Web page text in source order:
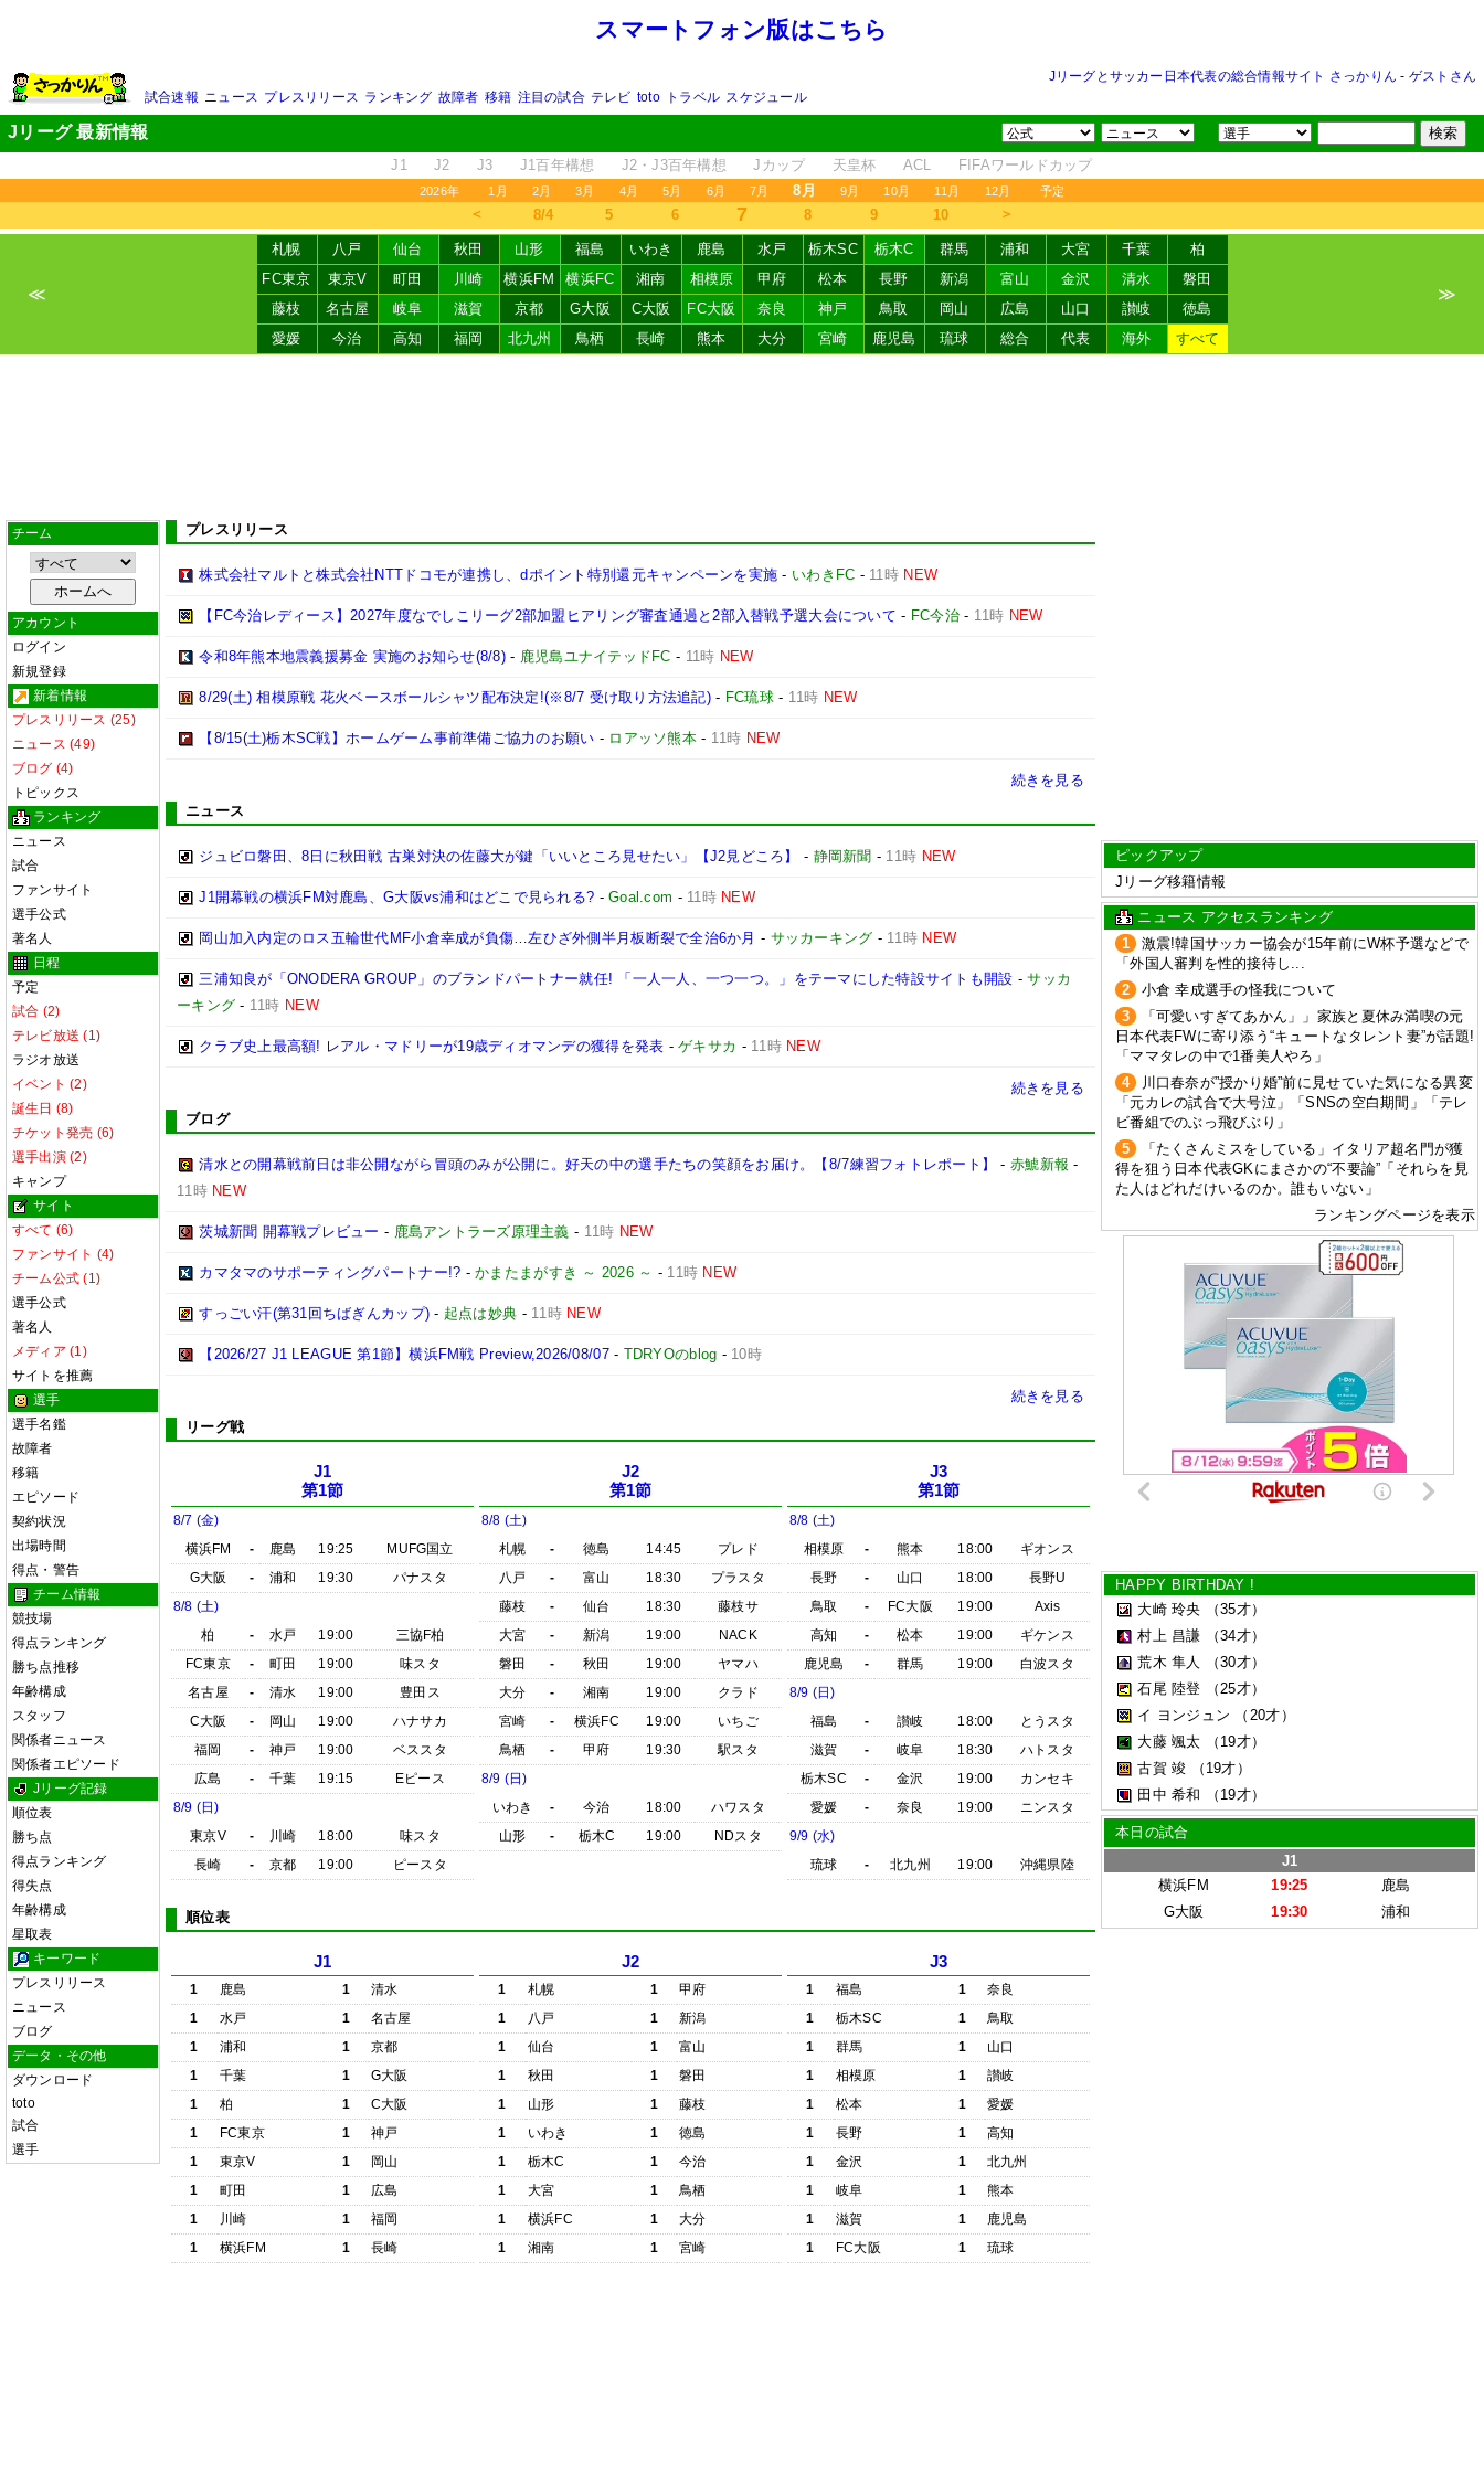
スマートフォン版はこちら
Jリーグとサッカー日本代表の総合情報サイト さっかりん - ゲストさん
試合速報 ニュース プレスリリース ランキング 故障者 移籍 注目の試合 テレビ toto トラベル スケジュール
Jリーグ 最新情報
J1 J2 J3 J1百年構想 J2・J3百年構想 Jカップ 天皇杯 ACL FIFAワールドカップ
2026年 1月 2月 3月 4月 5月 6月 7月 8月 9月 10月 11月 12月 予定
＜ 8/4 5 6 7 8 9 10 ＞
≪
札幌 八戸 仙台 秋田 山形 福島 いわき 鹿島 水戸 栃木SC 栃木C 群馬 浦和 大宮 千葉
柏
FC東京
東京V 町田 川崎 横浜FM 横浜FC 湘南 相模原 甲府 松本 長野 新潟 富山 金沢 清水
磐田
藤枝
名古屋 岐阜 滋賀 京都 G大阪 C大阪 FC大阪 奈良 神戸 鳥取 岡山 広島 山口 讃岐
徳島
愛媛
今治 高知 福岡 北九州 鳥栖 長崎 熊本 大分 宮崎 鹿児島 琉球 総合 代表 海外 すべて
≫
チーム
アカウント
ログイン
新規登録
新着情報
プレスリリース (25)
ニュース (49)
ブログ (4)
トピックス
ランキング
ニュース
試合
ファンサイト
選手公式
著名人
日程
予定
試合 (2)
テレビ放送 (1)
ラジオ放送
イベント (2)
誕生日 (8)
チケット発売 (6)
選手出演 (2)
キャンプ
サイト
すべて (6)
ファンサイト (4)
チーム公式 (1)
選手公式
著名人
メディア (1)
サイトを推薦
選手
選手名鑑
故障者
移籍
エピソード
契約状況
出場時間
得点・警告
チーム情報
競技場
得点ランキング
勝ち点推移
年齢構成
スタッフ
関係者ニュース
関係者エピソード
Jリーグ記録
順位表
勝ち点
得点ランキング
得失点
年齢構成
星取表
キーワード
プレスリリース
ニュース
ブログ
データ・その他
ダウンロード
toto
試合
選手
プレスリリース
株式会社マルトと株式会社NTTドコモが連携し、dポイント特別還元キャンペーンを実施 - いわきFC - 11時 NEW
【FC今治レディース】2027年度なでしこリーグ2部加盟ヒアリング審査通過と2部入替戦予選大会について - FC今治- 11時 NEW
令和8年熊本地震義援募金 実施のお知らせ(8/8)- 鹿児島ユナイテッドFC - 11時 NEW
8/29(土) 相模原戦 花火ベースボールシャツ配布決定!(※8/7 受け取り方法追記) - FC琉球- 11時 NEW
【8/15(土)栃木SC戦】ホームゲーム事前準備ご協力のお願い - ロアッソ熊本- 11時 NEW
続きを見る
ニュース
ジュビロ磐田、8日に秋田戦 古巣対決の佐藤大が鍵「いいところ見せたい」【J2見どころ】 - 静岡新聞 - 11時 NEW
J1開幕戦の横浜FM対鹿島、G大阪vs浦和はどこで見られる? -Goal.com - 11時 NEW
岡山加入内定のロス五輪世代MF小倉幸成が負傷…左ひざ外側半月板断裂で全治6か月 - サッカーキング - 11時 NEW
三浦知良が「ONODERA GROUP」のブランドパートナー就任! 「一人一人、一つ一つ。」をテーマにした特設サイトも開設 -サッカ
ーキング - 11時 NEW
クラブ史上最高額! レアル・マドリーが19歳ディオマンデの獲得を発表 -ゲキサカ - 11時 NEW
続きを見る
ブログ
清水との開幕戦前日は非公開ながら冒頭のみが公開に。好天の中の選手たちの笑顔をお届け。【8/7練習フォトレポート】 -赤鯱新報 -
11時 NEW
茨城新聞 開幕戦プレビュー - 鹿島アントラーズ原理主義 - 11時 NEW
カマタマのサポーティングパートナー!? -かまたまがすき ～ 2026 ～ - 11時 NEW
すっごい汗(第31回ちばぎんカップ) - 起点は妙典 - 11時 NEW
【2026/27 J1 LEAGUE 第1節】横浜FM戦 Preview,2026/08/07- TDRYOのblog - 10時
続きを見る
リーグ戦
J1
第1節
8/7 (金)
横浜FM
- 鹿島 19:25
MUFG国立
G大阪
- 浦和 19:30
パナスタ
8/8 (土)
柏
- 水戸 19:00
三協F柏
FC東京
- 町田 19:00
味スタ
名古屋
- 清水 19:00
豊田ス
C大阪
- 岡山 19:00
ハナサカ
福岡
- 神戸 19:00
ベススタ
広島
- 千葉 19:15
Eピース
8/9 (日)
東京V
- 川崎 18:00
味スタ
長崎
- 京都 19:00 ピースタ
J2
第1節
8/8 (土)
札幌
- 徳島 14:45
プレド
八戸
- 富山 18:30
プラスタ
藤枝
- 仙台 18:30
藤枝サ
大宮
- 新潟 19:00
NACK
磐田
- 秋田 19:00
ヤマハ
大分
- 湘南 19:00
クラド
宮崎
- 横浜FC 19:00
いちご
鳥栖
- 甲府 19:30
駅スタ
8/9 (日)
いわき
- 今治 18:00
ハワスタ
山形
- 栃木C 19:00 NDスタ
J3
第1節
8/8 (土)
相模原
- 熊本 18:00
ギオンス
長野
- 山口 18:00
長野U
鳥取
- FC大阪 19:00
Axis
高知
- 松本 19:00
ギケンス
鹿児島
- 群馬 19:00
白波スタ
8/9 (日)
福島
- 讃岐 18:00
とうスタ
滋賀
- 岐阜 18:30
ハトスタ
栃木SC
- 金沢 19:00
カンセキ
愛媛
- 奈良 19:00
ニンスタ
9/9 (水)
琉球
- 北九州 19:00 沖縄県陸
順位表
J1
1 鹿島 1
清水
1
水戸 1
名古屋
1
浦和 1
京都
1
千葉 1
G大阪
1
柏 1
C大阪
1
FC東京 1
神戸
1
東京V 1
岡山
1
町田 1
広島
1
川崎 1
福岡
1
横浜FM 1 長崎
J2
1 札幌 1
甲府
1
八戸 1
新潟
1
仙台 1
富山
1
秋田 1
磐田
1
山形 1
藤枝
1
いわき 1
徳島
1
栃木C 1
今治
1
大宮 1
鳥栖
1
横浜FC 1
大分
1
湘南 1 宮崎
J3
1 福島 1
奈良
1
栃木SC 1
鳥取
1
群馬 1
山口
1
相模原 1
讃岐
1
松本 1
愛媛
1
長野 1
高知
1
金沢 1
北九州
1
岐阜 1
熊本
1
滋賀 1
鹿児島
1
FC大阪 1 琉球
ピックアップ
Jリーグ移籍情報
ニュース アクセスランキング
1
激震!韓国サッカー協会が15年前にW杯予選などで
「外国人審判を性的接待し...
2
小倉 幸成選手の怪我について
3
「可愛いすぎてあかん」」家族と夏休み満喫の元
日本代表FWに寄り添う“キュートなタレント妻”が話題!
「ママタレの中で1番美人やろ」
4
川口春奈が”授かり婚”前に見せていた気になる異変
「元カレの試合で大号泣」「SNSの空白期間」「テレ
ビ番組でのぶっ飛びぶり」
5
「たくさんミスをしている」イタリア超名門が獲
得を狙う日本代表GKにまさかの“不要論”「それらを見
た人はどれだけいるのか。誰もいない」
ランキングページを表示
HAPPY BIRTHDAY !
大崎 玲央
（35才）
村上 昌謙
（34才）
荒木 隼人
（30才）
石尾 陸登
（25才）
イ ヨンジュン
（20才）
大藤 颯太
（19才）
古賀 竣
（19才）
田中 希和
（19才）
本日の試合
J1
横浜FM
19:25
鹿島
G大阪
19:30 浦和